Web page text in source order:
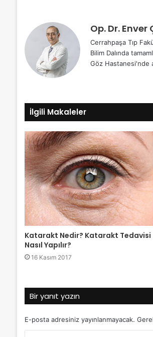
Op. Dr. Enver
Cerrahpaşa Tıp
Bilim Dalında
Göz Hastanesi'nde
İlgili Makaleler
Katarakt Nedir? Katarakt Tedavisi
Nasıl Yapılır?
16 Kasım 2017
Bir yanıt yazın
E-posta adresiniz yayınlanmayacak.